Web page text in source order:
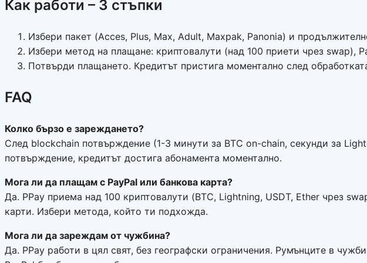
Как работи – 3 стъпки
Избери пакет (Acces, Plus, Max, Adult, Maxpak, Panonia) и
Избери метод на плащане: криптовалути (над 100 приети чрез swap),
Потвърди плащането. Кредитът пристига моментално след
FAQ
Колко бързо е зареждането?
След blockchain потвърждение (1-3 минути за BTC on-chain, секунди за
потвърждение, кредитът достига абонамента моментално.
Мога ли да плащам с PayPal или банкова карта?
Да. PPay приема над 100 криптовалути (BTC, Lightning, USDT, Ether чрез
карти. Избери метода, който ти подхожда.
Мога ли да зареждам от чужбина?
Да. PPay работи в цял свят, без географски ограничения. Румънците в